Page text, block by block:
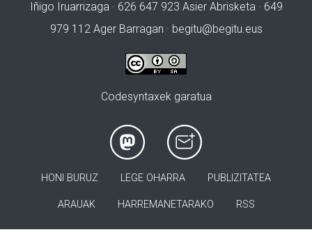
Iñigo Iruarrizaga · 626 647 923 Asier Abrisketa · 649
979 112 Ager Barragan · begitu@begitu.eus
Codesyntaxek garatua
HONI BURUZ LEGE OHARRA PUBLIZITATEA
ARAUAK HARREMANETARAKO RSS